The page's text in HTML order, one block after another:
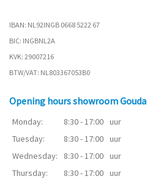
IBAN: NL92INGB 0668 5222 67
BIC: INGBNL2A
KVK: 29007216
BTW/VAT: NL803367053B0
Opening hours showroom Gouda
Monday: 8:30 - 17:00 uur
Tuesday:
8:30 - 17:00 uur
Wednesday:
8:30 - 17:00 uur
Thursday:
8:30 - 17:00 uur